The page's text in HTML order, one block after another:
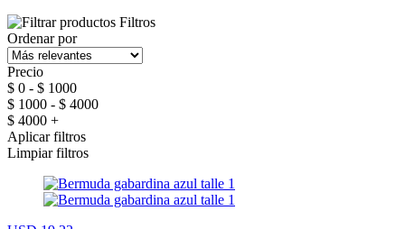
Filtros
Ordenar por
Precio
$ 0 - $ 1000
$ 1000 - $ 4000
$ 4000 +
Aplicar filtros
Limpiar filtros